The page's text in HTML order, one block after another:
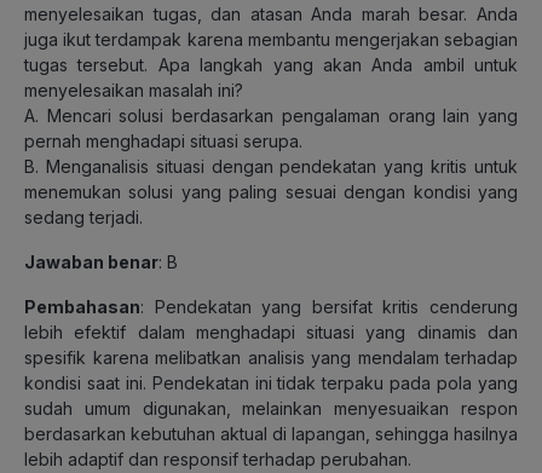
menyelesaikan tugas, dan atasan Anda marah besar. Anda
juga ikut terdampak karena membantu mengerjakan sebagian
tugas tersebut. Apa langkah yang akan Anda ambil untuk
menyelesaikan masalah ini?
A. Mencari solusi berdasarkan pengalaman orang lain yang
pernah menghadapi situasi serupa.
B. Menganalisis situasi dengan pendekatan yang kritis untuk
menemukan solusi yang paling sesuai dengan kondisi yang
sedang terjadi.
Jawaban benar: B
Pembahasan: Pendekatan yang bersifat kritis cenderung
lebih efektif dalam menghadapi situasi yang dinamis dan
spesifik karena melibatkan analisis yang mendalam terhadap
kondisi saat ini. Pendekatan ini tidak terpaku pada pola yang
sudah umum digunakan, melainkan menyesuaikan respon
berdasarkan kebutuhan aktual di lapangan, sehingga hasilnya
lebih adaptif dan responsif terhadap perubahan.